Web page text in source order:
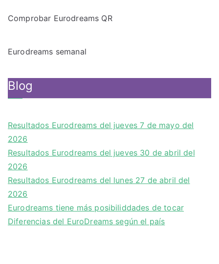
Comprobar Eurodreams QR
Eurodreams semanal
Blog
Resultados Eurodreams del jueves 7 de mayo del
2026
Resultados Eurodreams del jueves 30 de abril del
2026
Resultados Eurodreams del lunes 27 de abril del
2026
Eurodreams tiene más posibiliddades de tocar
Diferencias del EuroDreams según el país